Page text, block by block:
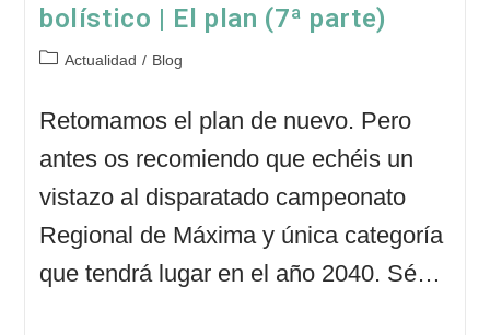
bolístico | El plan (7ª parte)
Categoría
entrada:
Actualidad / Blog
Retomamos el plan de nuevo. Pero
antes os recomiendo que echéis un
vistazo al disparatado campeonato
Regional de Máxima y única categoría
que tendrá lugar en el año 2040. Sé…